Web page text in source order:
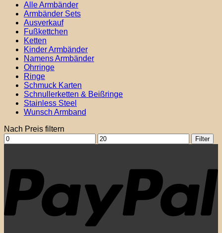
Alle Armbänder
Armbänder Sets
Ausverkauf
Fußkettchen
Ketten
Kinder Armbänder
Namens Armbänder
Ohrringe
Ringe
Schmuck Karten
Schnullerketten & Beißringe
Stainless Steel
Wunsch Armband
Nach Preis filtern
Min.
Preis
Max.
Preis
Filter